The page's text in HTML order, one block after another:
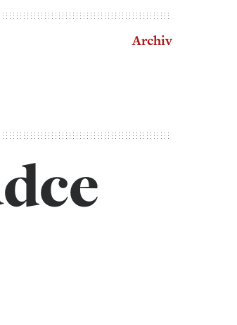
Archiv